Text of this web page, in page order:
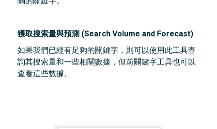
獲取搜索量與預測 (Search Volume and Forecast)
如果我們已經有足夠的關鍵字，則可以使用此工具查
詢其搜索量和一些相關數據，但前關鍵字工具也可以
查看這些數據。